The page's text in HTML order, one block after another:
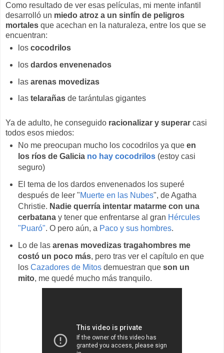
Como resultado de ver esas películas, mi mente infantil
desarrolló un miedo atroz a un sinfín de peligros
mortales que acechan en la naturaleza, entre los que se
encuentran:
los cocodrilos
los dardos envenenados
las arenas movedizas
las telarañas de tarántulas gigantes
Ya de adulto, he conseguido racionalizar y superar casi
todos esos miedos:
No me preocupan mucho los cocodrilos ya que en
los ríos de Galicia no hay cocodrilos(estoy casi
seguro)
El tema de los dardos envenenados los superé
después de leer "Muerte en las Nubes", de Agatha
Christie. Nadie querría intentar matarme con una
cerbatanay tener que enfrentarse al gran Hércules
"Puaró". O pero aún, a Paco y sus hombres.
Lo de las arenas movedizas tragahombres me
costó un poco más, pero tras ver el capítulo en que
los Cazadores de Mitosdemuestran que son un
mito, me quedé mucho más tranquilo.